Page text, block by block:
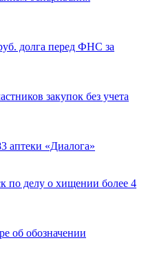
долга перед ФНС за
закупок без учета
аптеки «Диалога»
по делу о хищении более 4
об обозначении